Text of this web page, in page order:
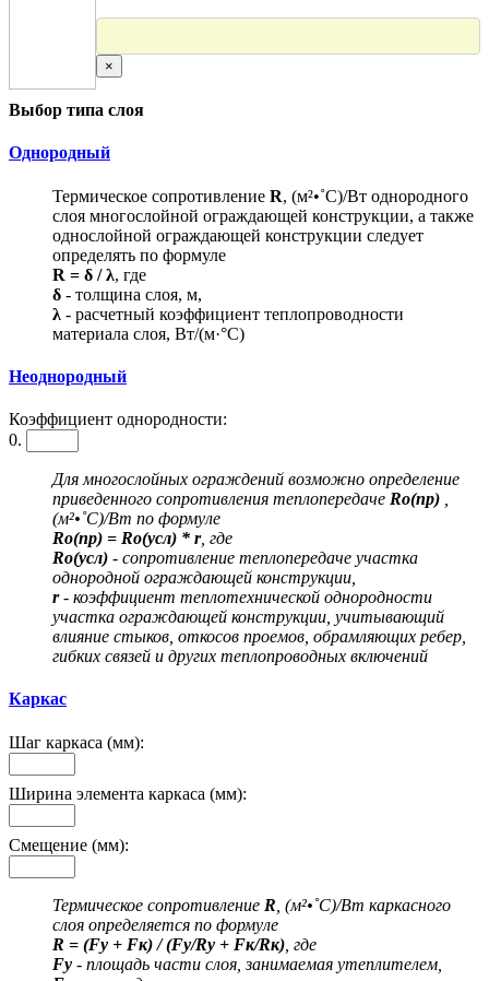
×
Выбор типа слоя
Однородный
Термическое сопротивление R, (м²•˚С)/Вт однородного
слоя многослойной ограждающей конструкции, а также
однослойной ограждающей конструкции следует
определять по формуле
R = δ / λ, где
δ - толщина слоя, м,
λ - расчетный коэффициент теплопроводности
материала слоя, Вт/(м·°С)
Неоднородный
Коэффициент однородности:
0.
Для многослойных ограждений возможно определение
приведенного сопротивления теплопередаче Ro(пр)
(м²•˚С)/Вт по формуле
Ro(пр) = Ro(усл) * r, где
Ro(усл) - сопротивление теплопередаче участка
однородной ограждающей конструкции,
r- коэффициент теплотехнической однородности
участка ограждающей конструкции, учитывающий
влияние стыков, откосов проемов, обрамляющих ребер,
гибких связей и других теплопроводных включений
Каркас
Шаг каркаса (мм):
Ширина элемента каркаса (мм):
Смещение (мм):
Термическое сопротивление R , (м²•˚С)/Вт каркасного
слоя определяется по формуле
R = (Fу + Fк) / (Fу/Rу + Fк/Rк) , где
Fу - площадь части слоя, занимаемая утеплителем,